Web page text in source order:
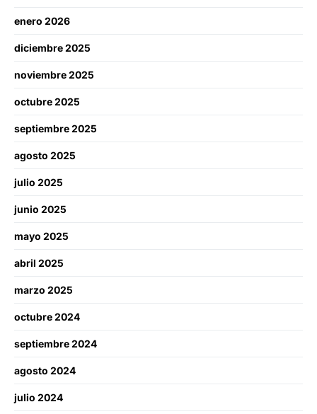
enero 2026
diciembre 2025
noviembre 2025
octubre 2025
septiembre 2025
agosto 2025
julio 2025
junio 2025
mayo 2025
abril 2025
marzo 2025
octubre 2024
septiembre 2024
agosto 2024
julio 2024